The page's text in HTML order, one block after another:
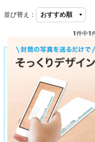
並び替え：
1 件中1